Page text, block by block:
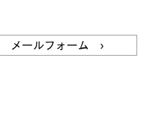
メールフォーム ›